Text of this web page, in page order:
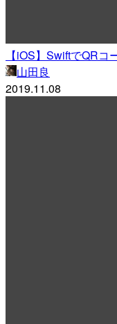
【iOS】SwiftでQR
山田良
2019.11.08